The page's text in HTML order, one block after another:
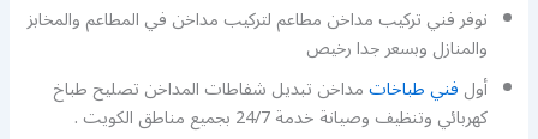
نوفر فني تركيب مداخن مطاعم لتركيب مداخن في المطاعم والمخابز
والمنازل وبسعر جدا رخيص
أولفني طباخاتمداخن تبديل شفاطات المداخن تصليح طباخ
كهربائي وتنظيف وصيانة خدمة 24/7 بجميع مناطق الكويت .